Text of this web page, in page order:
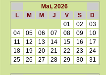
Mai, 2026
L
M M J V S
D
01
02
03
04
05 06 07 08 09
10
11
12 13 14 15 16
17
18
19 20 21 22 23
24
25
26 27 28 29 30 31